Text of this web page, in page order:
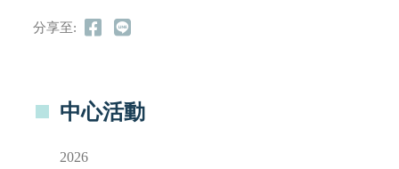
中心活動
2026
分享至: